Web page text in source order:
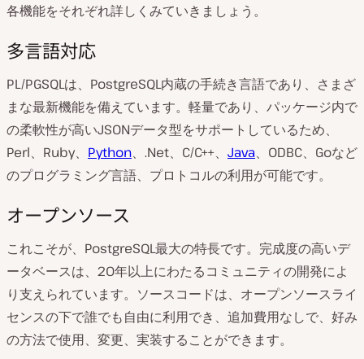
各機能をそれぞれ詳しくみていきましょう。
多言語対応
PL/PGSQLは、PostgreSQL内蔵の手続き言語であり、さまざ
まな最新機能を備えています。軽量であり、パッケージ内で
の柔軟性が高いJSONデータ型をサポートしているため、
Perl、Ruby、 Python、.Net、C/C++、 Java、ODBC、Goなど
のプログラミング言語、プロトコルの利用が可能です。
オープンソース
これこそが、PostgreSQL最大の特長です。完成度の高いデ
ータベースは、20年以上にわたるコミュニティの開発によ
り支えられています。ソースコードは、オープンソースライ
センスの下で誰でも自由に利用でき、追加費用なしで、好み
の方法で使用、変更、実装することができます。